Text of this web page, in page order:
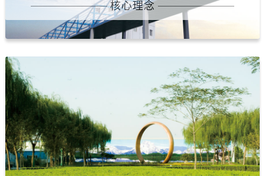
核心理念